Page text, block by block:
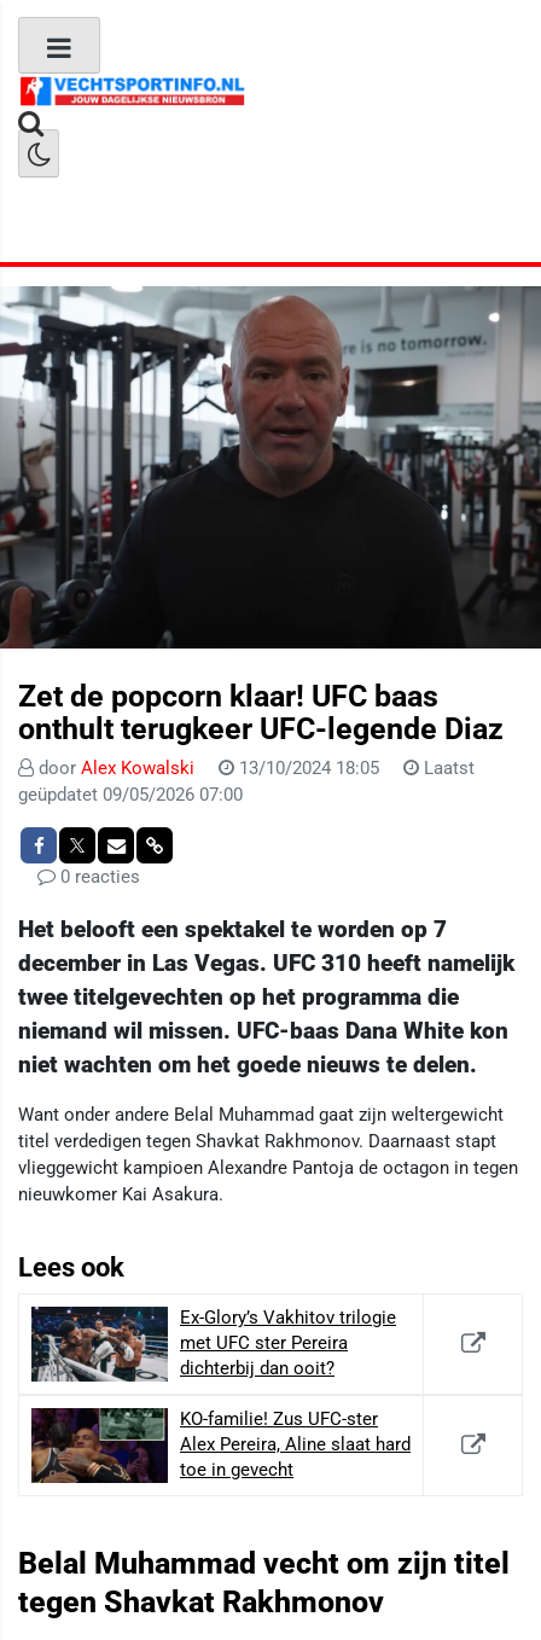
Zet de popcorn klaar! UFC baas
onthult terugkeer UFC-legende Diaz
door Alex Kowalski 13/10/2024 18:05
Laatst
geüpdatet 09/05/2026 07:00
0 reacties
Het belooft een spektakel te worden op 7
december in Las Vegas. UFC 310 heeft namelijk
twee titelgevechten op het programma die
niemand wil missen. UFC-baas Dana White kon
niet wachten om het goede nieuws te delen.
Want onder andere Belal Muhammad gaat zijn weltergewicht
titel verdedigen tegen Shavkat Rakhmonov. Daarnaast stapt
vlieggewicht kampioen Alexandre Pantoja de octagon in tegen
nieuwkomer Kai Asakura.
Lees ook
Ex-Glory’s Vakhitov trilogie
met UFC ster Pereira
dichterbij dan ooit?
KO-familie! Zus UFC-ster
Alex Pereira, Aline slaat hard
toe in gevecht
Belal Muhammad vecht om zijn titel
tegen Shavkat Rakhmonov